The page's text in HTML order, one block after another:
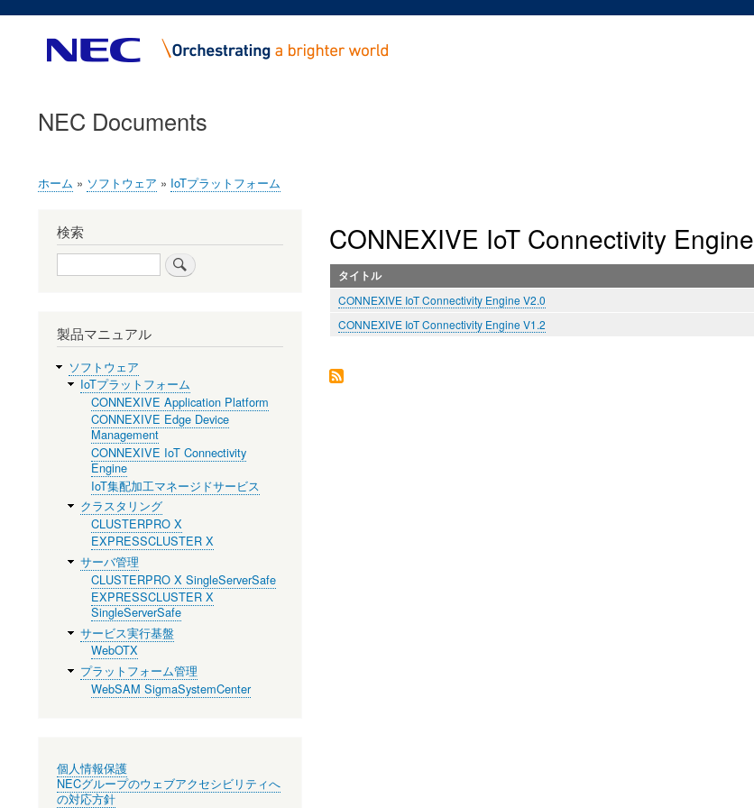
NEC Documents
パ
ホーム ソフトウェア IoTプラットフォーム
CONNEXIVE IoT Connectivity Engine
タイトル
CONNEXIVE IoT Connectivity Engine V2.0
CONNEXIVE IoT Connectivity Engine V1.2
検索
検
索
製品マニュアル
ソフトウェア
IoTプラットフォーム
CONNEXIVE Application Platform
CONNEXIVE Edge Device
Management
CONNEXIVE IoT Connectivity
Engine
IoT集配加工マネージドサービス
クラスタリング
CLUSTERPRO X
EXPRESSCLUSTER X
サーバ管理
CLUSTERPRO X SingleServerSafe
EXPRESSCLUSTER X
SingleServerSafe
サービス実行基盤
WebOTX
プラットフォーム管理
WebSAM SigmaSystemCenter
個人情報保護
NECグループのウェブアクセシビリティへ
の対応方針